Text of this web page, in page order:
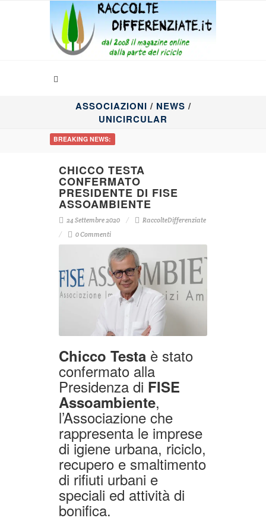
ASSOCIAZIONI / NEWS /
UNICIRCULAR
BREAKING NEWS:
CHICCO TESTA
CONFERMATO
PRESIDENTE DI FISE
ASSOAMBIENTE
24 Settembre 2020
RaccolteDifferenziate
0 Commenti
Chicco Testa è stato
confermato alla
Presidenza di FISE
Assoambiente,
l’Associazione che
rappresenta le imprese
di igiene urbana, riciclo,
recupero e smaltimento
di rifiuti urbani e
speciali ed attività di
bonifica.